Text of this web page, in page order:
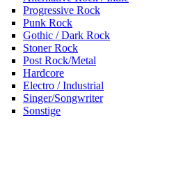
Progressive Rock
Punk Rock
Gothic / Dark Rock
Stoner Rock
Post Rock/Metal
Hardcore
Electro / Industrial
Singer/Songwriter
Sonstige